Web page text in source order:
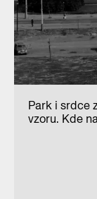
Park i srdce
vzoru. Kde